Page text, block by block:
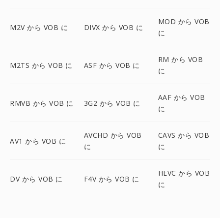
M2V から VOB に DIVX から VOB に
MOD から VOB
に
M2TS から VOB に ASF から VOB に
RM から VOB
に
RMVB から VOB に 3G2 から VOB に
AAF から VOB
に
AV1 から VOB に
AVCHD から VOB
に
CAVS から VOB
に
DV から VOB に F4V から VOB に
HEVC から VOB
に